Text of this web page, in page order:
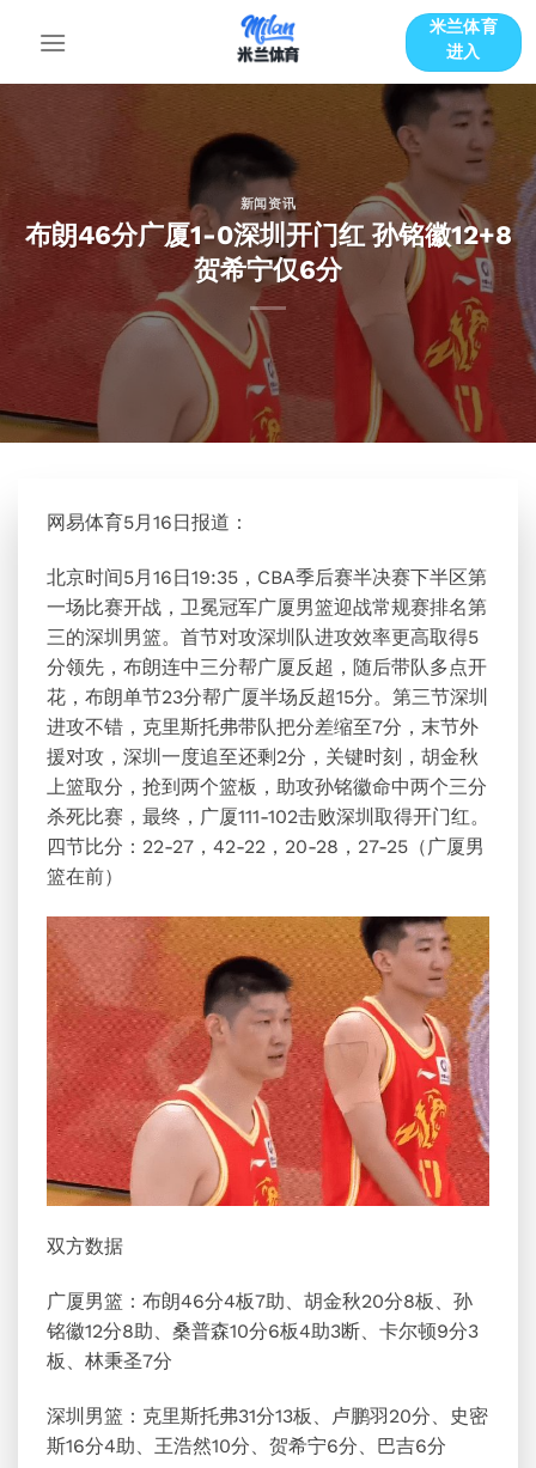
米兰体育
进入
新闻资讯
布朗46分广厦1-0深圳开门红 孙铭徽12+8
贺希宁仅6分
网易体育5月16日报道：
北京时间5月16日19:35，CBA季后赛半决赛下半区第
一场比赛开战，卫冕冠军广厦男篮迎战常规赛排名第
三的深圳男篮。首节对攻深圳队进攻效率更高取得5
分领先， 布朗连中三分帮广厦反超，随后带队多点开
花，布朗单节23分帮广厦半场反超15分。第三节深圳
进攻不错，克里斯托弗带队把分差缩至7分，末节外
援对攻，深圳一度追至还剩2分，关键时刻， 胡金秋
上篮取分，抢到两个篮板，助攻孙铭徽命中两个三分
杀死比赛，最终，广厦111-102击败深圳取得开门红。
四节比分：22-27，42-22，20-28，27-25（广厦男
篮在前）
双方数据
广厦男篮：布朗46分4板7助、胡金秋20分8板、孙
铭徽12分8助、桑普森10分6板4助3断、卡尔顿9分3
板、林秉圣7分
深圳男篮：克里斯托弗31分13板、卢鹏羽20分、史密
斯16分4助、王浩然10分、 贺希宁6分、巴吉6分